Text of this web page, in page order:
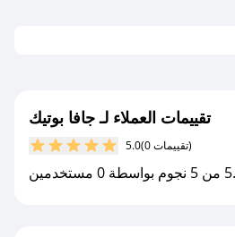
تقييمات العملاء لـ جافا بوتيك
5.0 (0 تقييمات)